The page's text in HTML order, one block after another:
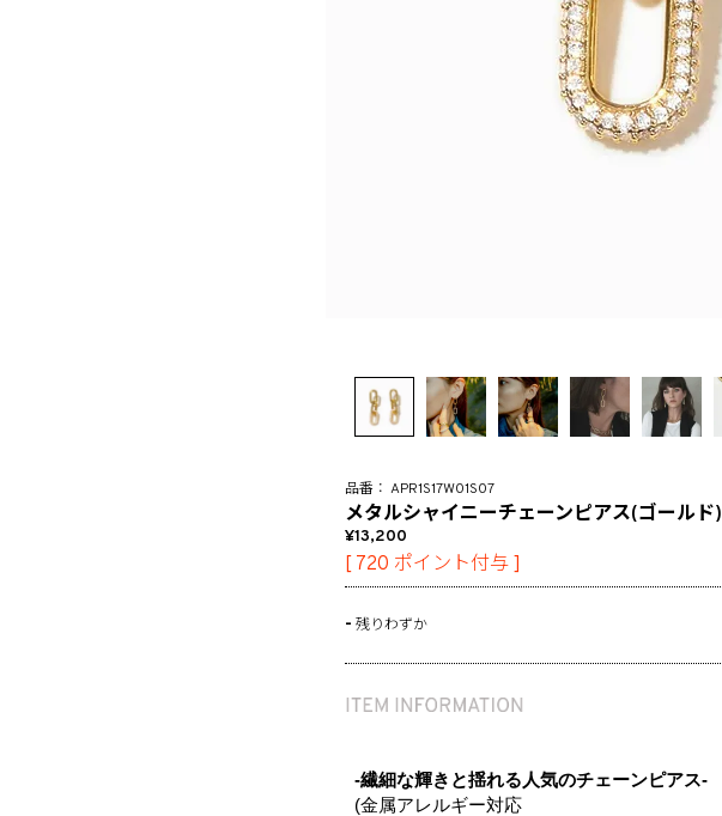
APR1S17W01S07
メタルシャイニーチェーンピアス(ゴールド)
13,200
[ 720 ポイント付与 ]
- 残りわずか
-繊細な輝きと揺れる人気のチェーンピアス-
(金属アレルギー対応